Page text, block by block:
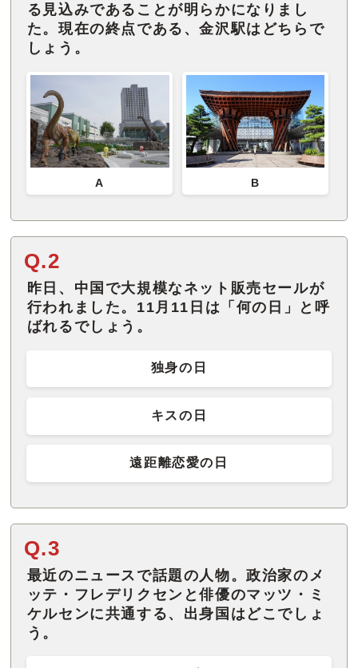
る見込みであることが明らかになりまし
た。現在の終点である、金沢駅はどちらで
しょう。
A B
Q.2
昨日、中国で大規模なネット販売セールが
行われました。11月11日は「何の日」と呼
ばれるでしょう。
独身の日
キスの日
遠距離恋愛の日
Q.3
最近のニュースで話題の人物。政治家のメ
ッテ・フレデリクセンと俳優のマッツ・ミ
ケルセンに共通する、出身国はどこでしょ
う。